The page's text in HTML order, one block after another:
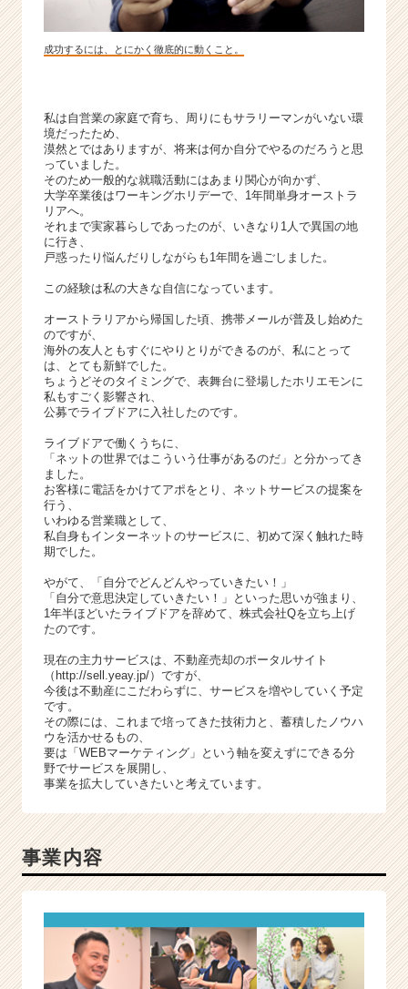
企
業
か
ウ
ト
届
く
就
サ
ト
チ
キ
ャ
ア
h
e
C
e
e
r）
成功するには、とにかく徹底的に動くこと。
私は自営業の家庭で育ち、周りにもサラリーマンがいない環
境だったため、
漠然とではありますが、将来は何か自分でやるのだろうと思
っていました。
そのため一般的な就職活動にはあまり関心が向かず、
大学卒業後はワーキングホリデーで、1年間単身オーストラ
リアへ。
それまで実家暮らしであったのが、いきなり1人で異国の地
に行き、
戸惑ったり悩んだりしながらも1年間を過ごしました。
この経験は私の大きな自信になっています。
オーストラリアから帰国した頃、携帯メールが普及し始めた
のですが、
海外の友人ともすぐにやりとりができるのが、私にとって
は、とても新鮮でした。
ちょうどそのタイミングで、表舞台に登場したホリエモンに
私もすごく影響され、
公募でライブドアに入社したのです。
ライブドアで働くうちに、
「ネットの世界ではこういう仕事があるのだ」と分かってき
ました。
お客様に電話をかけてアポをとり、ネットサービスの提案を
行う、
いわゆる営業職として、
私自身もインターネットのサービスに、初めて深く触れた時
期でした。
やがて、「自分でどんどんやっていきたい！」
「自分で意思決定していきたい！」といった思いが強まり、
1年半ほどいたライブドアを辞めて、株式会社Qを立ち上げ
たのです。
現在の主力サービスは、不動産売却のポータルサイト
（http://sell.yeay.jp/）ですが、
今後は不動産にこだわらずに、サービスを増やしていく予定
です。
その際には、これまで培ってきた技術力と、蓄積したノウハ
ウを活かせるもの、
要は「WEBマーケティング」という軸を変えずにできる分
野でサービスを展開し、
事業を拡大していきたいと考えています。
事業内容